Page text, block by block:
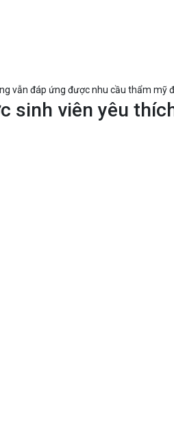
vẫn đáp ứng được nhu cầu thẩm mỹ
sinh viên yêu